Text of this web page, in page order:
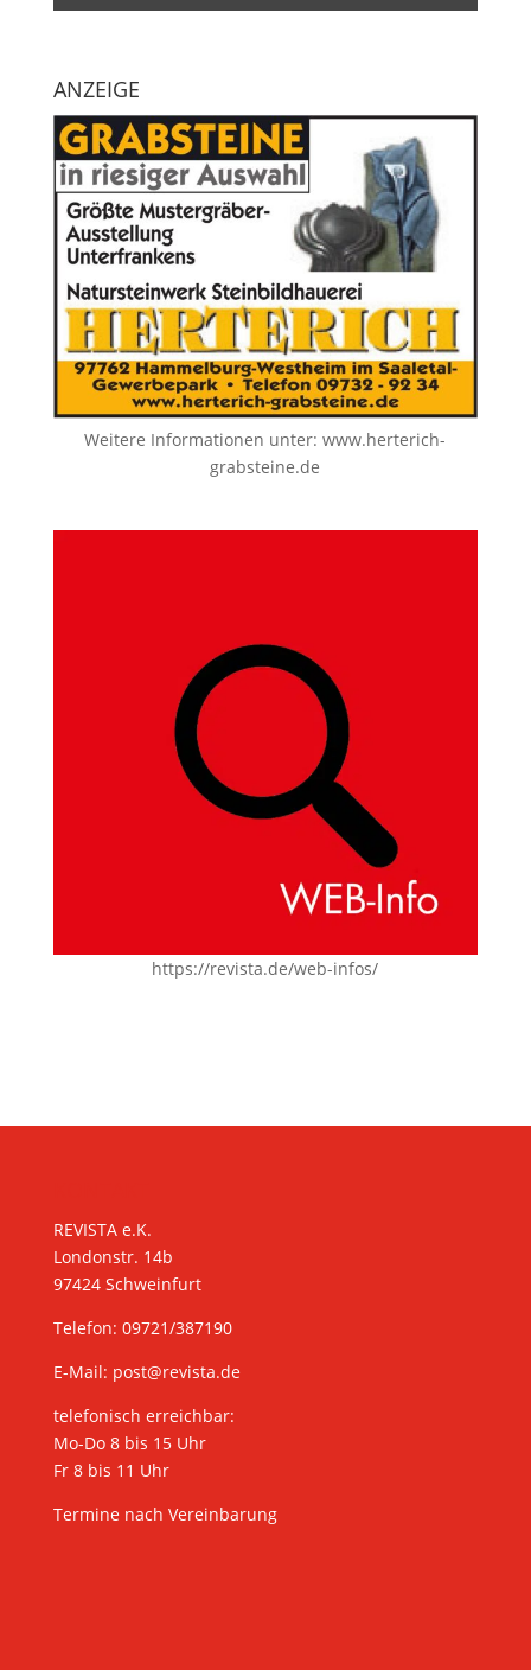
ANZEIGE
Weitere Informationen unter:www.herterich-
grabsteine.de
https://revista.de/web-infos/
REVISTA e.K.
Londonstr. 14b
97424 Schweinfurt
Telefon: 09721/387190
E-Mail: post@revista.de
telefonisch erreichbar:
Mo-Do 8 bis 15 Uhr
Fr 8 bis 11 Uhr
Termine nach Vereinbarung